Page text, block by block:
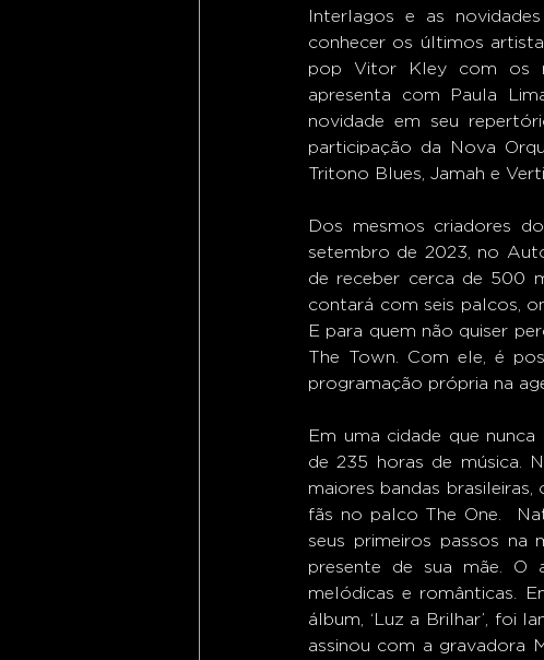
Interlagos e as
conhecer os últimos
pop Vitor Kley com os
apresenta com Paula
novidade em seu
participação da Nova
Tritono Blues, Jamah e
Dos mesmos criadores
setembro de 2023, no
de receber cerca de 500
contará com seis palcos,
E para quem não quiser
The Town. Com ele, é
programação própria na
Em uma cidade que
de 235 horas de música.
maiores bandas
fãs no palco The One.
seus primeiros passos na
presente de sua mãe. O
melódicas e românticas.
álbum, ‘Luz a Brilhar’, foi
assinou com a gravadora